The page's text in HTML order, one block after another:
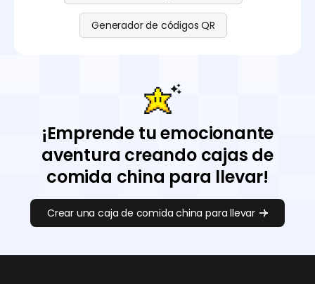
Generador de códigos QR
¡Emprende tu emocionante
aventura creando cajas de
comida china para llevar!
Crear una caja de comida china para llevar